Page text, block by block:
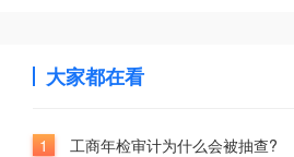
大家都在看
1 工商年检审计为什么会被抽查?